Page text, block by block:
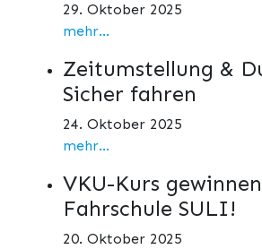
29. Oktober 2025
mehr...
Zeitumstellung &
Sicher fahren
24. Oktober 2025
mehr...
VKU-Kurs
Fahrschule SULI!
20. Oktober 2025